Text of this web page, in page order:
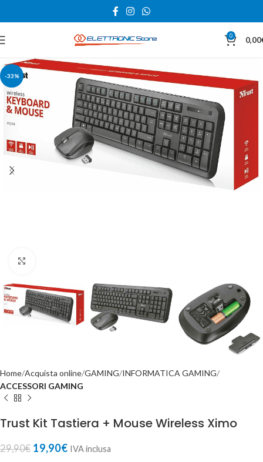
0 0,00
-33%
Home Acquista online GAMING INFORMATICA GAMING
ACCESSORI GAMING
Trust Kit Tastiera + Mouse Wireless Ximo
29,90€ 19,90€ IVA inclusa